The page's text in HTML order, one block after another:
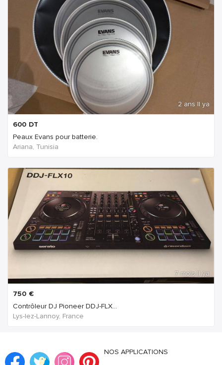
2 ans Il ya
600 DT
Peaux Evans pour batterie.
Ariana, Tunisia
7 mois Il ya
750 €
Contrôleur DJ Pioneer DDJ-FLX...
Lys-lez-Lannoy, France
NOS APPLICATIONS